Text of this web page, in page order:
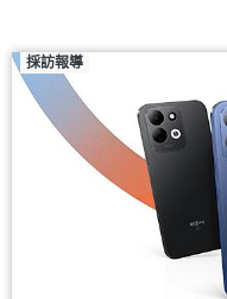
採訪報導